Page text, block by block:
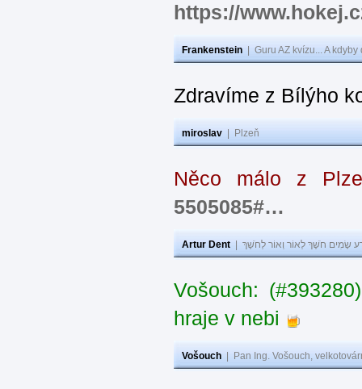
https://
Frankenstein Guru AZ kvízu... A
Zdravíme z Bílýho
miroslav Plzeň
Něco málo z
5505085#…
Artur Dent שָׂמִים חֹשֶׁךְ לְאוֹר וְאוֹר לְחֹשֶׁךְ
Vošouch:
hraje v nebi
Vošouch Pan Ing. Vošouch,